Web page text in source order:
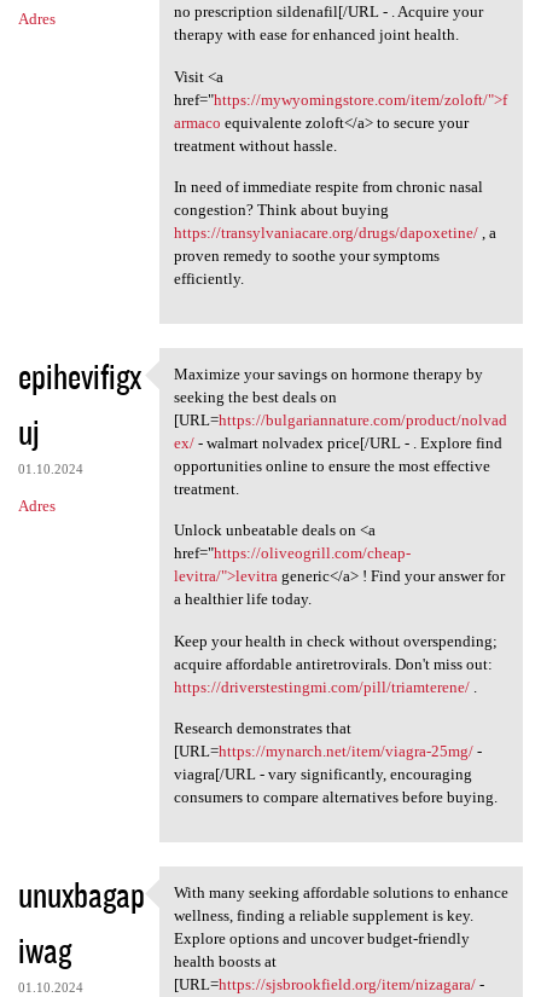
Adres
no prescription sildenafil[/URL - . Acquire your
therapy with ease for enhanced joint health.
Visit <a
href="https://mywyomingstore.com/item/zoloft/">f
armaco equivalente zoloft</a> to secure your
treatment without hassle.
In need of immediate respite from chronic nasal
congestion? Think about buying
https://transylvaniacare.org/drugs/dapoxetine/, a
proven remedy to soothe your symptoms
efficiently.
epihevifigx
uj
01.10.2024
Adres
Maximize your savings on
Maximize your savings on hormone therapy by
seeking the best deals on
[URL=https://bulgariannature.com/product/nolvad
ex/- walmart nolvadex price[/URL - . Explore find
opportunities online to ensure the most effective
treatment.
Unlock unbeatable deals on <a
href="https://oliveogrill.com/cheap-
levitra/">levitrageneric</a> ! Find your answer for
a healthier life today.
Keep your health in check without overspending;
acquire affordable antiretrovirals. Don't miss out:
https://driverstestingmi.com/pill/triamterene/.
Research demonstrates that
[URL=https://mynarch.net/item/viagra-25mg/-
viagra[/URL - vary significantly, encouraging
consumers to compare alternatives before buying.
unuxbagap
iwag
01.10.2024
With many seeking affordable
With many seeking affordable solutions to enhance
wellness, finding a reliable supplement is key.
Explore options and uncover budget-friendly
health boosts at
[URL=https://sjsbrookfield.org/item/nizagara/-